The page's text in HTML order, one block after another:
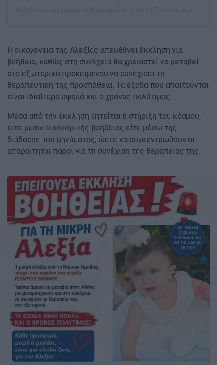
Η οικογένεια της Αλεξίας απευθύνει έκκληση για
βοήθεια, καθώς στη συνέχεια θα χρειαστεί να μεταβεί
στο εξωτερικό προκειμένου να συνεχίσει τη
θεραπευτική της προσπάθεια. Τα έξοδα που απαιτούνται
είναι ιδιαίτερα υψηλά και ο χρόνος πολύτιμος.
Μέσα από την έκκληση ζητείται η στήριξη του κόσμου,
είτε μέσω οικονομικής βοήθειας είτε μέσω της
διάδοσης του μηνύματος, ώστε να συγκεντρωθούν οι
απαραίτητοι πόροι για τη συνέχιση της θεραπείας της.
Image